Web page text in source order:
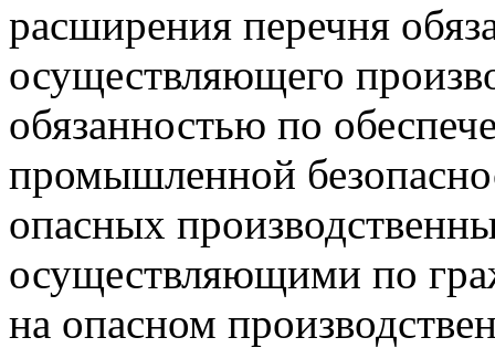
расширения перечня
осуществляющего
обязанностью по
промышленной
опасных
осуществляющими по
на опасном